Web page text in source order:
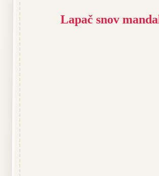
Lapač snov